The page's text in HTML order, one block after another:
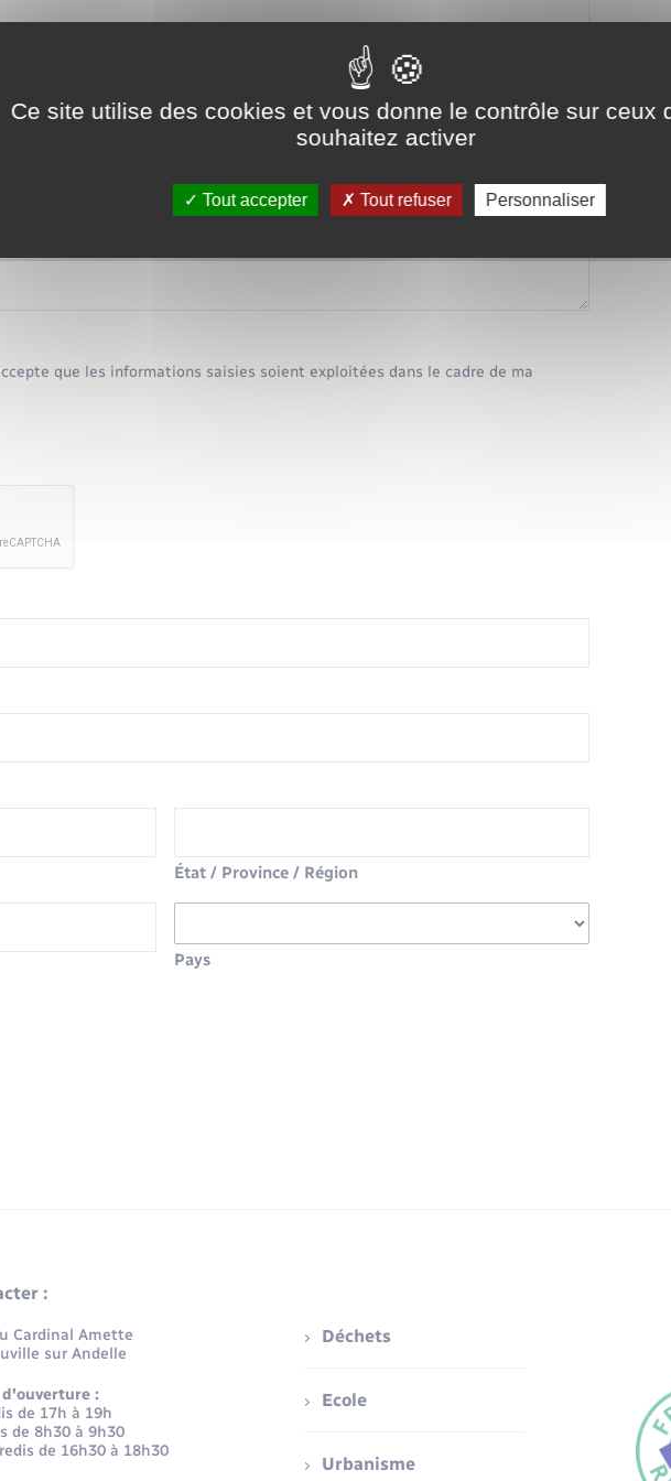
que les informations saisies soient exploitées dans le cadre de ma
État / Province / Région
Pays
:
Cardinal Amette
sur Andelle
:
de 17h à 19h
de 8h30 à 9h30
de 16h30 à 18h30
Déchets
Ecole
Urbanisme
Ce site utilise des cookies et vous donne le contrôle sur ceux
souhaitez activer
Tout accepter Tout refuser Personnaliser